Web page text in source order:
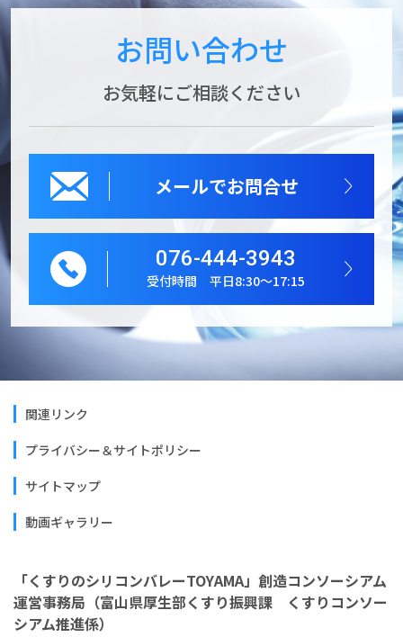
お問い合わせ
お気軽にご相談ください
メールでお問合せ
076-444-3943
受付時間 平日8:30～17:15
関連リンク
プライバシー＆サイトポリシー
サイトマップ
動画ギャラリー
「くすりのシリコンバレーTOYAMA」創造コンソーシアム
運営事務局（富山県厚生部くすり振興課 くすりコンソー
シアム推進係）